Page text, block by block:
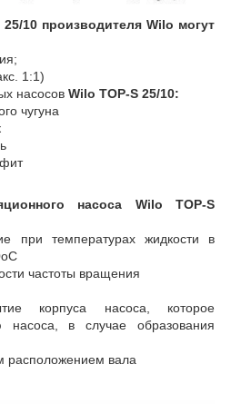
10 производителя Wilo могут
1:1)
насосов Wilo TOP-S 25/10:
чугуна
насоса Wilo TOP-S
при температурах жидкости в
оС
частоты вращения
корпуса насоса, которое
насоса, в случае образования
расположением вала